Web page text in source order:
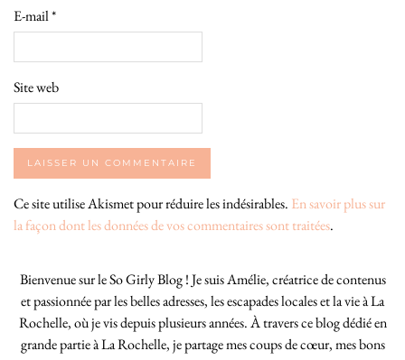
E-mail*
Site web
Ce site utilise Akismet pour réduire les indésirables. En savoir plus sur
la façon dont les données de vos commentaires sont traitées.
Bienvenue sur le So Girly Blog ! Je suis Amélie, créatrice de contenus
et passionnée par les belles adresses, les escapades locales et la vie à La
Rochelle, où je vis depuis plusieurs années. À travers ce blog dédié en
grande partie à La Rochelle, je partage mes coups de cœur, mes bons